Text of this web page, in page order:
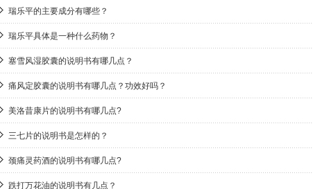
瑞乐平的主要成分有哪些？
瑞乐平具体是一种什么药物？
塞雪风湿胶囊的说明书有哪几点？
痛风定胶囊的说明书有哪几点？功效好吗？
美洛昔康片的说明书有哪几点?
三七片的说明书是怎样的？
颈痛灵药酒的说明书有哪几点?
跌打万花油的说明书有几点？